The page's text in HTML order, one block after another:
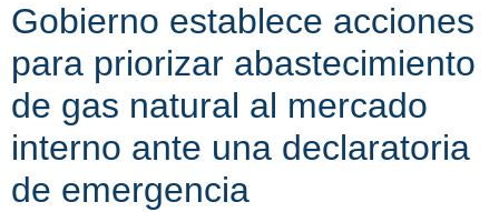
Gobierno establece acciones
para priorizar abastecimiento
de gas natural al mercado
interno ante una declaratoria
de emergencia